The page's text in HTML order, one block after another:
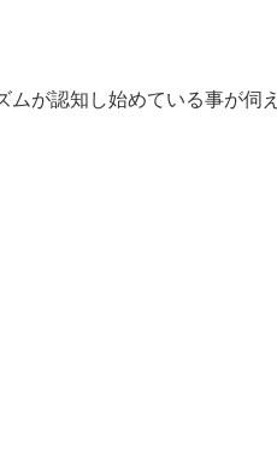
が認知し始めている事が伺え